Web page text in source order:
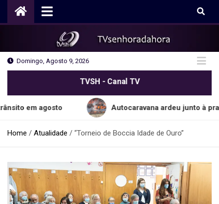
Domingo, Agosto 9, 2026
TVSH - Canal TV
Autocaravana ardeu junto à praia do
Home Atualidade “Torneio de Boccia Idade de Ouro”